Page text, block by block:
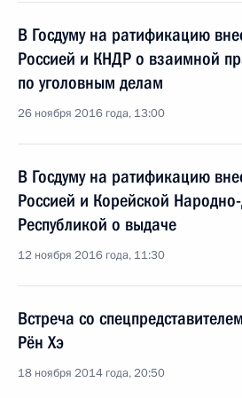
В Госдуму на ратификацию
Россией и КНДР о взаимной
по уголовным делам
26 ноября 2016 года, 13:00
В Госдуму на ратификацию
Россией и Корейской
Республикой о выдаче
12 ноября 2016 года, 11:30
Встреча со
Рён Хэ
18 ноября 2014 года, 20:50